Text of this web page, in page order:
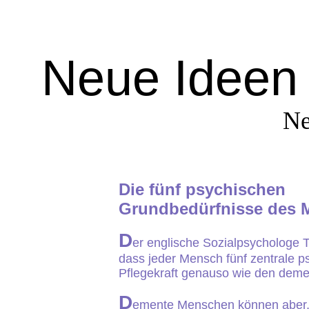
Neue
Die fünf psychischen
Grundbedürfnisse des
Der englische Sozialpsychologe
dass jeder Mensch fünf zentrale
Pflegekraft genauso wie den
Demente Menschen können